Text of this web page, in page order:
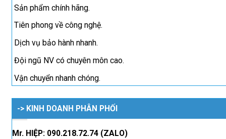
Sản phẩm chính hãng.
Tiên phong về công nghệ.
Dịch vụ bảo hành nhanh.
Đội ngũ NV có chuyên môn cao.
Vận chuyển nhanh chóng.
-> KINH DOANH PHÂN PHỐI
Mr. HIỆP: 090.218.72.74 (ZALO)